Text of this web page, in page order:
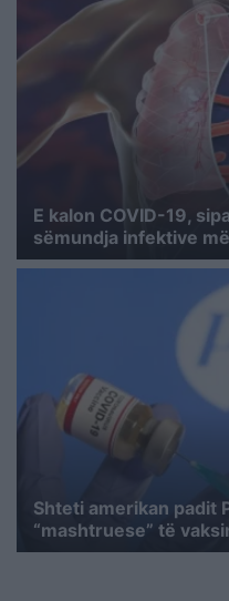
E kalon COVID-19,
sëmundja infektive
Shteti amerikan padit
“mashtruese” të